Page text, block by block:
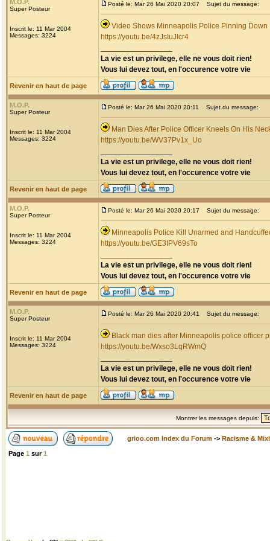
M.O.P.
Super Posteur
Inscrit le: 11 Mar 2004
Messages: 3224
Posté le: Mar 26 Mai 2020 20:07 Sujet du message:
Video Shows Minneapolis Police Pinning
https://youtu.be/4zJsIuJIcr4
La vie est un privilege, elle ne vous doit rien!
Vous lui devez tout, en l'occurence votre vie
Revenir en haut de page
M.O.P.
Super Posteur
Inscrit le: 11 Mar 2004
Messages: 3224
Posté le: Mar 26 Mai 2020 20:11 Sujet du message:
Man Dies After Police Officer Kneels On His
https://youtu.be/WV37Pv1x_Uo
La vie est un privilege, elle ne vous doit rien!
Vous lui devez tout, en l'occurence votre vie
Revenir en haut de page
M.O.P.
Super Posteur
Inscrit le: 11 Mar 2004
Messages: 3224
Posté le: Mar 26 Mai 2020 20:17 Sujet du message:
Minneapolis Police Kill Unarmed and
https://youtu.be/GE3IPV69sTo
La vie est un privilege, elle ne vous doit rien!
Vous lui devez tout, en l'occurence votre vie
Revenir en haut de page
M.O.P.
Super Posteur
Inscrit le: 11 Mar 2004
Messages: 3224
Posté le: Mar 26 Mai 2020 20:41 Sujet du message:
Black man dies after Minneapolis police officer
https://youtu.be/Wxso3LqRWmQ
La vie est un privilege, elle ne vous doit rien!
Vous lui devez tout, en l'occurence votre vie
Revenir en haut de page
Montrer les messages depuis:
grioo.com Index du Forum -> Racisme &
Page 1 sur1